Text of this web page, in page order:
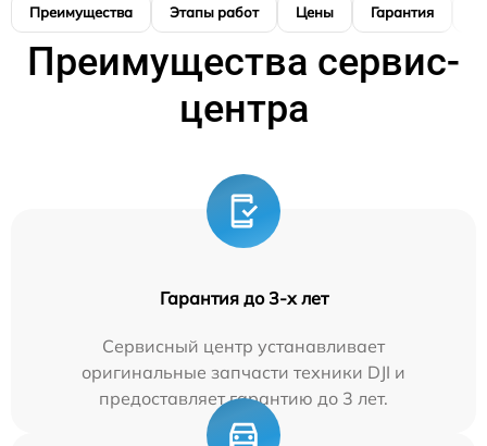
Преимущества Этапы работ Цены Гарантия
Преимущества сервис-
центра
Гарантия до 3-х лет
Сервисный центр устанавливает
оригинальные запчасти техники DJI и
предоставляет гарантию до 3 лет.